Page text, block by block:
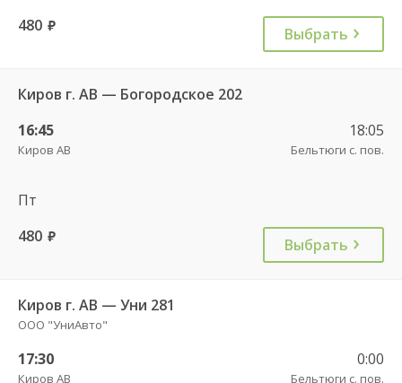
480 руб. Выбрать
Киров г. АВ — Богородское 202
16:45
Киров АВ
18:05
Бельтюги с. пов.
Пт
480 руб. Выбрать
Киров г. АВ — Уни 281
ООО "УниАвто"
17:30
Киров АВ
0:00
Бельтюги с. пов.